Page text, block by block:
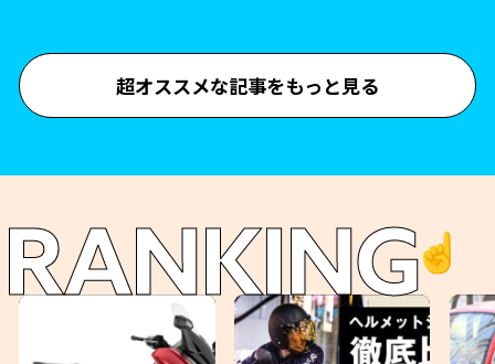
超オススメな記事をもっと見る
RANKING☝️